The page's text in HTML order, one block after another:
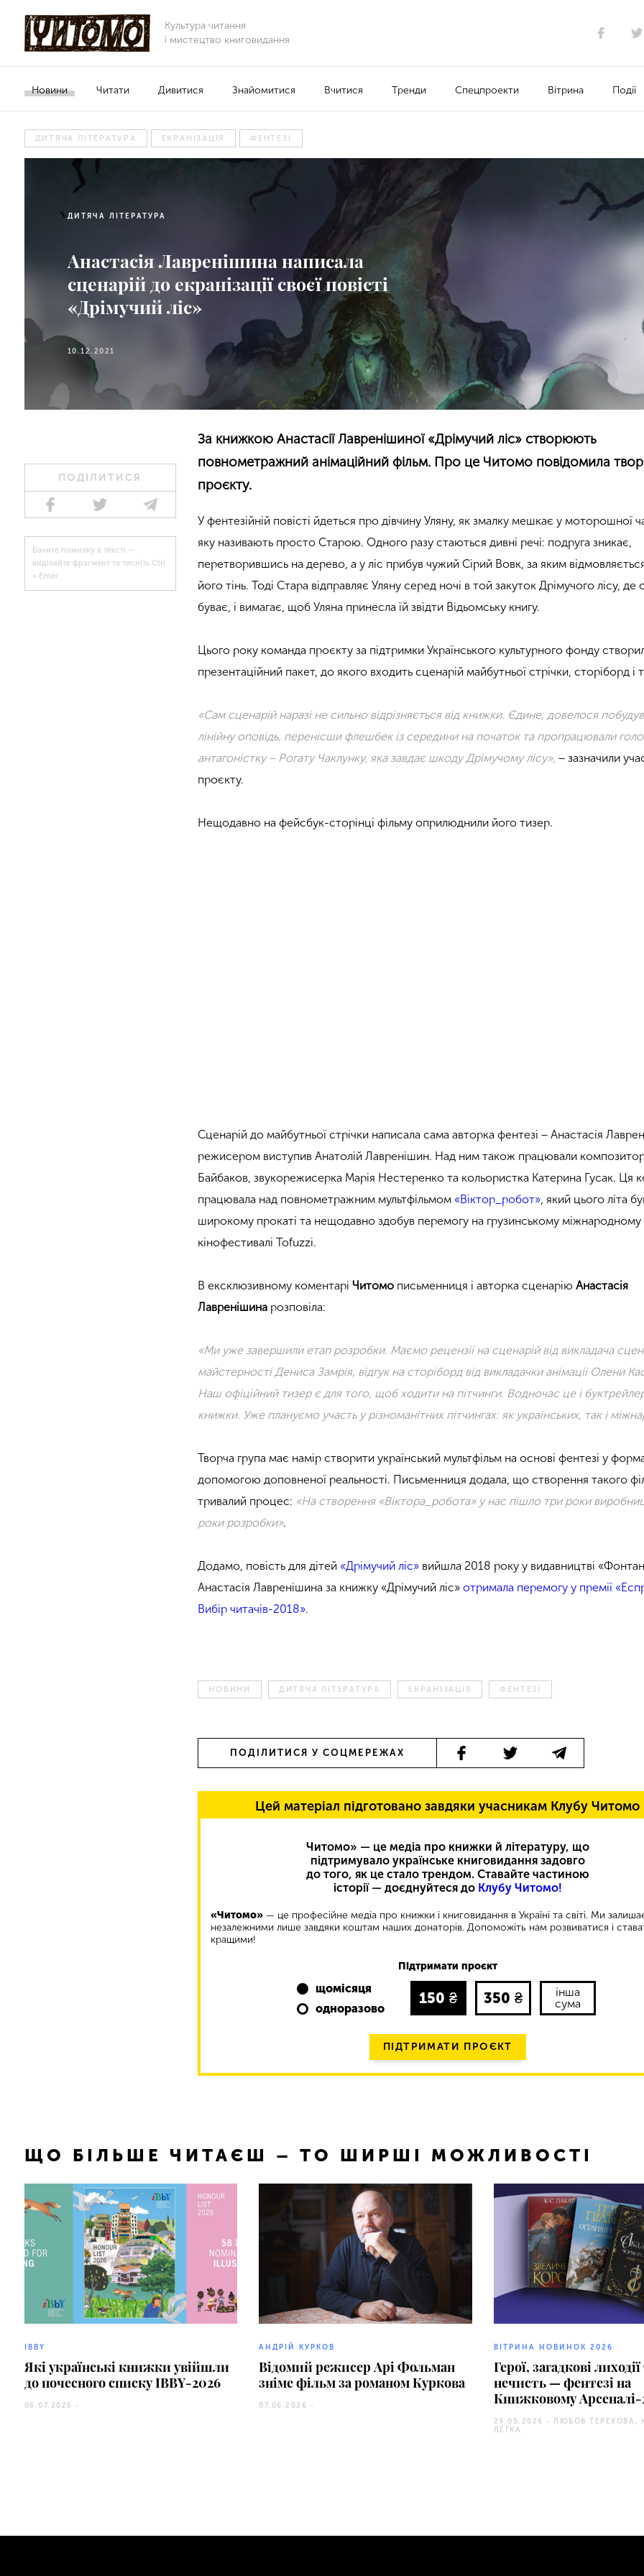
Культура читання
і мистецтво книговидання
Новини Читати Дивитися Знайомитися Вчитися Тренди Спецпроекти Вітрина Події
ДИТЯЧА ЛІТЕРАТУРА ЕКРАНІЗАЦІЯ ФЕНТЕЗІ
ДИТЯЧА ЛІТЕРАТУРА
Анастасія Лавренішина написала
сценарій до екранізації своєї повісті
«Дрімучий ліс»
10.12.2021
ПОДІЛИТИСЯ
Бачите помилку в тексті —
виділяйте фрагмент та тисніть Ctrl
+ Enter
За книжкою Анастасії Лавренішиної «Дрімучий ліс» створюють
повнометражний анімаційний фільм. Про це Читомо повідомила
проєкту.
У фентезійній повісті йдеться про дівчину Уляну, як змалку мешкає у моторошної
яку називають просто Старою. Одного разу стаються дивні речі: подруга зникає,
перетворившись на дерево, а у ліс прибув чужий Сірий Вовк, за яким
його тінь. Тоді Стара відправляє Уляну серед ночі в той закуток Дрімучого лісу, де
буває, і вимагає, щоб Уляна принесла їй звідти Відьомську книгу.
Цього року команда проєкту за підтримки Українського культурного фонду
презентаційний пакет, до якого входить сценарій майбутньої стрічки, сторіборд і
«Сам сценарій наразі не сильно відрізняється від книжки. Єдине, довелося
лінійну оповідь, перенісши флешбек із середини на початок та пропрацювали
антагоністку − Рогату Чаклунку, яка завдає шкоду Дрімучому лісу», − зазначили
проєкту.
Нещодавно на фейсбук-сторінці фільму оприлюднили його тизер.
Сценарій до майбутньої стрічки написала сама авторка фентезі − Анастасія
режисером виступив Анатолій Лавренішин. Над ним також працювали
Байбаков, звукорежисерка Марія Нестеренко та кольористка Катерина Гусак. Ця
працювала над повнометражним мультфільмом «Віктор_робот» , який цього літа
широкому прокаті та нещодавно здобув перемогу на грузинському міжнародному
кінофестивалі Tofuzzi.
В ексклюзивному коментаріЧитомо письменниця і авторка сценаріюАнастасія
Лавренішина розповіла:
«Ми уже завершили етап розробки. Маємо рецензії на сценарій від викладача
майстерності Дениса Замрія, відгук на сторіборд від викладачки анімації Олени
Наш офіційний тизер є для того, щоб ходити на пітчинги. Водночас це і
книжки. Уже плануємо участь у різноманітних пітчингах: як українських, так і
Творча група має намір створити український мультфільм на основі фентезі у
допомогою доповненої реальності. Письменниця додала, що створення такого
тривалий процес: «На створення «Віктора_робота» у нас пішло три роки
роки розробки».
Додамо, повість для дітей «Дрімучий ліс» вийшла 2018 року у видавництві
Анастасія Лавренішина за книжку «Дрімучий ліс»отримала перемогу у премії
Вибір читачів-2018».
НОВИНИ ДИТЯЧА ЛІТЕРАТУРА ЕКРАНІЗАЦІЯ ФЕНТЕЗІ
ПОДІЛИТИСЯ У СОЦМЕРЕЖАХ
Цей матеріал підготовано завдяки учасникам Клубу Читомо
Читомо» — це медіа про книжки й літературу, що
підтримувало українське книговидання задовго
до того, як це стало трендом. Ставайте частиною
історії — доєднуйтеся до Клубу Читомо!
«Читомо» — це професійне медіа про книжки і книговидання в Україні та світі. Ми
незалежними лише завдяки коштам наших донаторів. Допоможіть нам розвиватися і
кращими!
Підтримати проєкт
щомісяця
одноразово
150 ₴ 350 ₴
інша
сума
ПІДТРИМАТИ ПРОЄКТ
ЩО БІЛЬШЕ ЧИТАЄШ – ТО ШИРШІ МОЖЛИВОСТІ
IBBY
Які українські книжки увійшли
до почесного списку IBBY-2026
06.07.2026 -
АНДРІЙ КУРКОВ
Відомий режисер Арі Фольман
зніме фільм за романом Куркова
07.06.2026 -
ВІТРИНА НОВИНОК 2026
Герої, загадкові лиходії
нечисть — фентезі на
Книжковому Арсеналі-
29.05.2026 -ЛЮБОВ ТЕРЕХОВА,
ЛЕГКА